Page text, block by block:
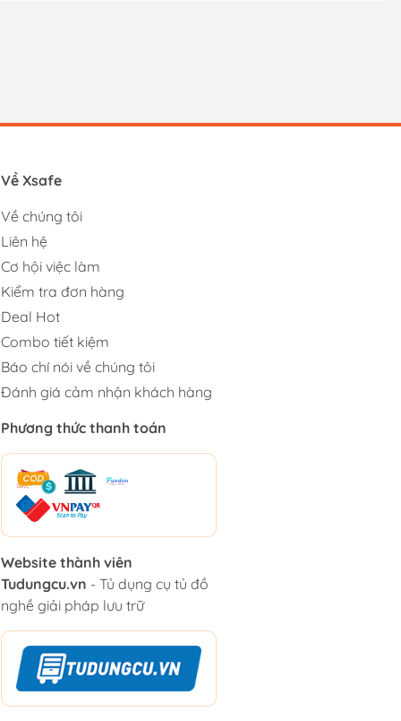
Về Xsafe
Về chúng tôi
Liên hệ
Cơ hội việc làm
Kiểm tra đơn hàng
Deal Hot
Combo tiết kiệm
Báo chí nói về chúng tôi
Đánh giá cảm nhận khách hàng
Phương thức thanh toán
Website thành viên
Tudungcu.vn - Tủ dụng cụ tủ đồ
nghề giải pháp lưu trữ